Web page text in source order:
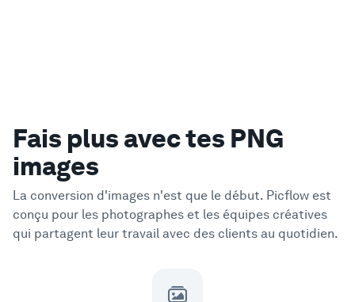
Fais plus avec tes PNG
images
La conversion d'images n'est que le début. Picflow est
conçu pour les photographes et les équipes créatives
qui partagent leur travail avec des clients au quotidien.